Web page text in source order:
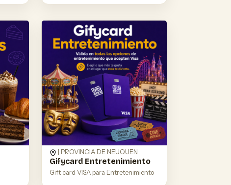
| PROVINCIA DE NEUQUEN
Gifycard Entretenimiento
Gift card VISA para Entretenimiento